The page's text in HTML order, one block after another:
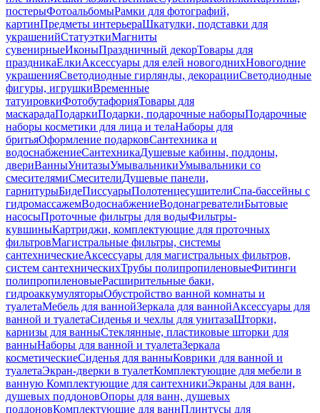
постерыФотоальбомыРамки для фотографий,
картинПредметы интерьераШкатулки, подставки для
украшенийСтатуэткиМагниты
сувенирныеИконыПраздничный декорТовары для
праздникаЕлкиАксессуары для елей новогоднихНовогодние
украшенияСветодиодные гирлянды, декорацииСветодиодные
фигуры, игрушкиВременные
татуировкиФотобутафорияТовары для
маскарадаПодаркиПодарки, подарочные наборыПодарочные
наборы косметики для лица и телаНаборы для
бритьяОформление подарковСантехника и
водоснабжениеСантехникаДушевые кабины, поддоны,
двериВанныУнитазыУмывальникиУмывальники со
смесителямиСмесителиДушевые панели,
гарнитурыБидеПиссуарыПолотенцесушителиСпа-бассейны с
гидромассажемВодоснабжениеВодонагревателиБытовые
насосыПроточные фильтры для водыФильтры-
кувшиныКартриджи, комплектующие для проточных
фильтровМагистральные фильтры, системы
сантехническиеАксессуары для магистральных фильтров,
систем сантехническихТрубы полипропиленовыеФитинги
полипропиленовыеРасширительные баки,
гидроаккумуляторыОбустройство ванной комнаты и
туалетаМебель для ваннойЗеркала для ваннойАксессуары для
ванной и туалетаСиденья и чехлы для унитазаШторки,
карнизы для ванныСтеклянные, пластиковые шторки для
ванныНаборы для ванной и туалетаЗеркала
косметическиеСиденья для ванныКоврики для ванной и
туалетаЭкран-дверки в туалетКомплектующие для мебели в
ванную Комплектующие для сантехникиЭкраны для ванн,
душевых поддоновОпоры для ванн, душевых
поддоновКомплектующие для ваннПлинтусы для